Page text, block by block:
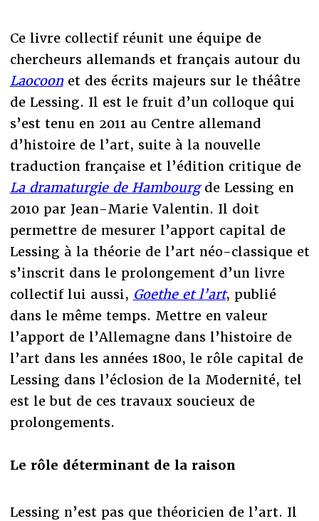
Ce livre collectif réunit une équipe de
chercheurs allemands et français autour du
Laocoonet des écrits majeurs sur le théâtre
de Lessing. Il est le fruit d’un colloque qui
s’est tenu en 2011 au Centre allemand
d’histoire de l’art, suite à la nouvelle
traduction française et l’édition critique de
La dramaturgie de Hambourgde Lessing en
2010 par Jean-Marie Valentin. Il doit
permettre de mesurer l’apport capital de
Lessing à la théorie de l’art néo-classique et
s’inscrit dans le prolongement d’un livre
collectif lui aussi, Goethe et l’art, publié
dans le même temps. Mettre en valeur
l’apport de l’Allemagne dans l’histoire de
l’art dans les années 1800, le rôle capital de
Lessing dans l’éclosion de la Modernité, tel
est le but de ces travaux soucieux de
prolongements.
Le rôle déterminant de la raison
Lessing n’est pas que théoricien de l’art. Il